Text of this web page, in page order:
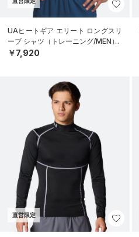
UAヒートギア エリート ロングスリ
ーブ シャツ（トレーニング/MEN）
￥7,920
直営限定